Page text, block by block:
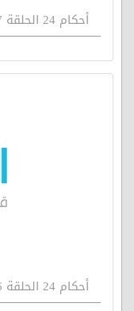
أحكام 24 الحلقة 177
أحكام 24 الحلقة 176